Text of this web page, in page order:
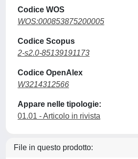
Codice WOS
WOS:000853875200005
Codice Scopus
2-s2.0-85139191173
Codice OpenAlex
W3214312566
Appare nelle tipologie:
01.01 - Articolo in rivista
File in questo prodotto: